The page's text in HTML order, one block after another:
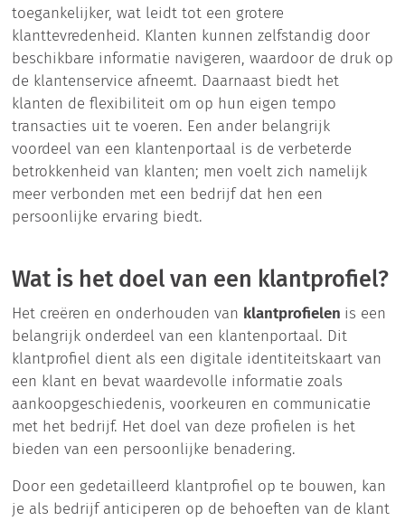
toegankelijker, wat leidt tot een grotere
klanttevredenheid. Klanten kunnen zelfstandig door
beschikbare informatie navigeren, waardoor de druk op
de klantenservice afneemt. Daarnaast biedt het
klanten de flexibiliteit om op hun eigen tempo
transacties uit te voeren. Een ander belangrijk
voordeel van een klantenportaal is de verbeterde
betrokkenheid van klanten; men voelt zich namelijk
meer verbonden met een bedrijf dat hen een
persoonlijke ervaring biedt.
Wat is het doel van een klantprofiel?
Het creëren en onderhouden van klantprofielen is een
belangrijk onderdeel van een klantenportaal. Dit
klantprofiel dient als een digitale identiteitskaart van
een klant en bevat waardevolle informatie zoals
aankoopgeschiedenis, voorkeuren en communicatie
met het bedrijf. Het doel van deze profielen is het
bieden van een persoonlijke benadering.
Door een gedetailleerd klantprofiel op te bouwen, kan
je als bedrijf anticiperen op de behoeften van de klant